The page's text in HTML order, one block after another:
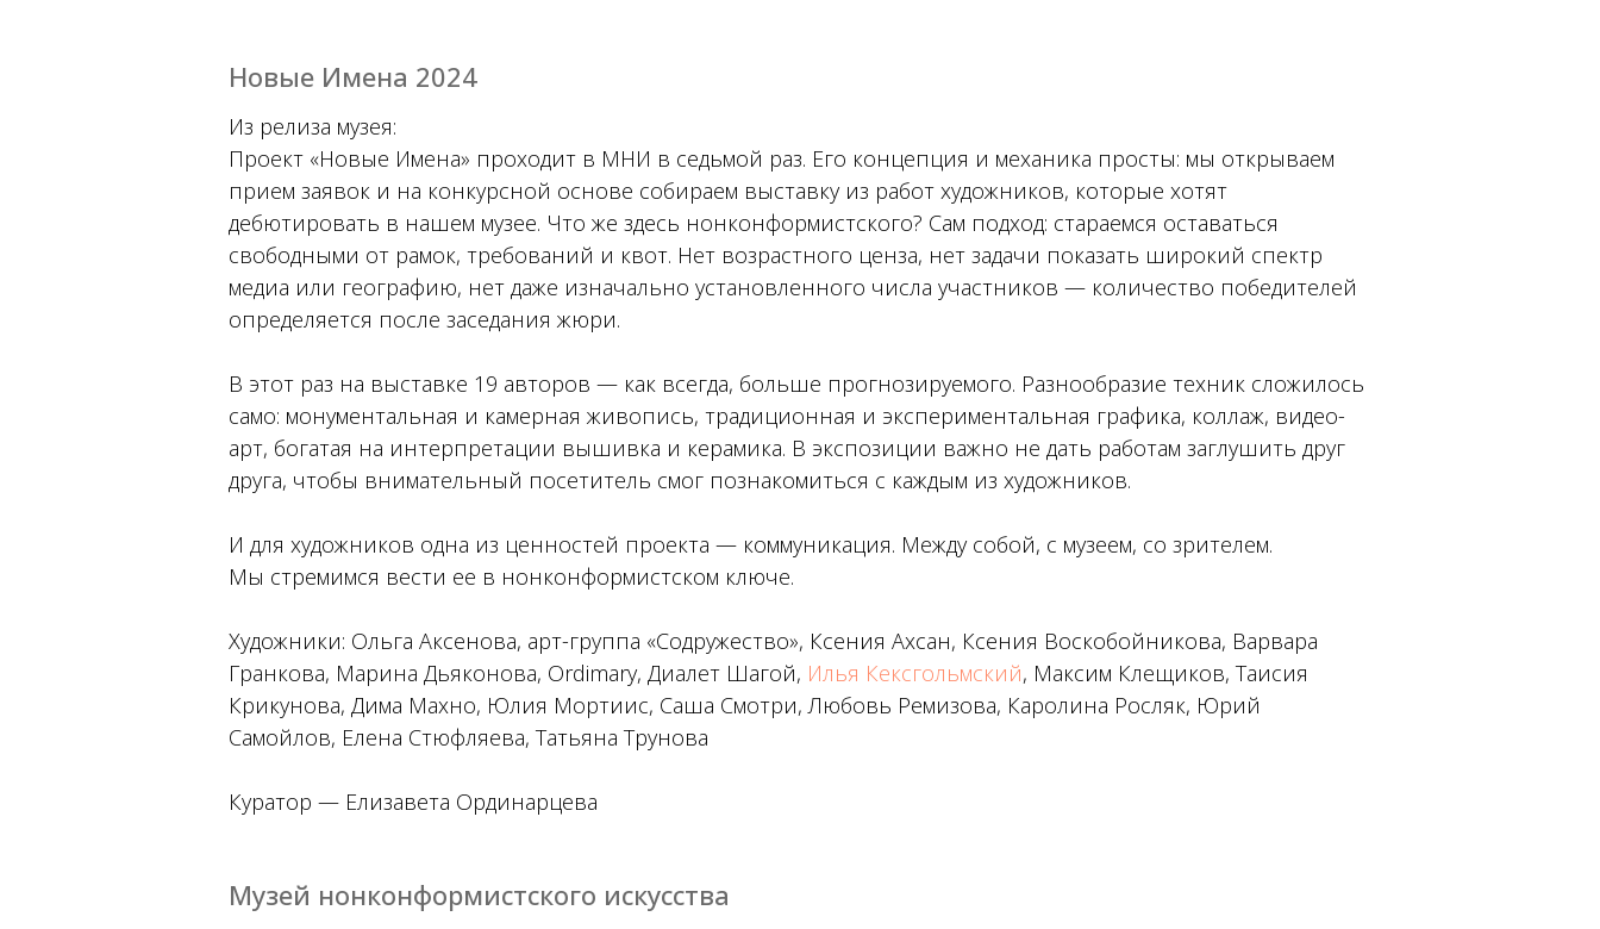
Новые Имена 2024
Из релиза музея:
Проект «Новые Имена» проходит в МНИ в седьмой раз. Его концепция и механика просты: мы открываем
прием заявок и на конкурсной основе собираем выставку из работ художников, которые хотят
дебютировать в нашем музее. Что же здесь нонконформистского? Сам подход: стараемся оставаться
свободными от рамок, требований и квот. Нет возрастного ценза, нет задачи показать широкий спектр
медиа или географию, нет даже изначально установленного числа участников — количество победителей
определяется после заседания жюри.
В этот раз на выставке 19 авторов — как всегда, больше прогнозируемого. Разнообразие техник сложилось
само: монументальная и камерная живопись, традиционная и экспериментальная графика, коллаж, видео-
арт, богатая на интерпретации вышивка и керамика. В экспозиции важно не дать работам заглушить друг
друга, чтобы внимательный посетитель смог познакомиться с каждым из художников.
И для художников одна из ценностей проекта — коммуникация. Между собой, с музеем, со зрителем.
Мы стремимся вести ее в нонконформистском ключе.
Художники: Ольга Аксенова, арт-группа «Содружество», Ксения Ахсан, Ксения Воскобойникова, Варвара
Гранкова, Марина Дьяконова, Ordimary, Диалет Шагой, Илья Кексгольмский, Максим Клещиков, Таисия
Крикунова, Дима Махно, Юлия Мортиис, Саша Смотри, Любовь Ремизова, Каролина Росляк, Юрий
Самойлов, Елена Стюфляева, Татьяна Трунова
Куратор — Елизавета Ординарцева
Музей нонконформистского искусства